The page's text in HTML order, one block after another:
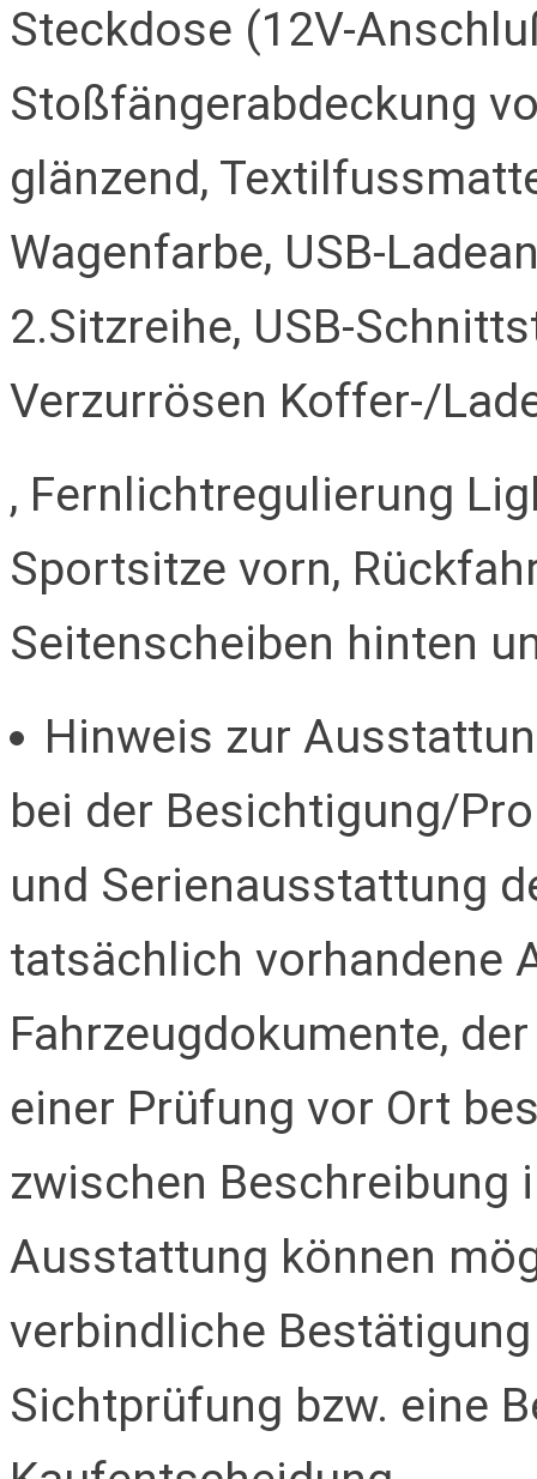
Steckdose (12V-
Stoßfängerabdeckung
glänzend,
Wagenfarbe, USB-
2.Sitzreihe, USB-
Verzurrösen Koffer-/
, Fernlichtregulierung
Sportsitze vorn,
Seitenscheiben hinten
Hinweis zur
bei der Besichtigung/
und Serienausstattung
tatsächlich vorhandene
Fahrzeugdokumente,
einer Prüfung vor Ort
zwischen Beschreibung
Ausstattung können
verbindliche
Sichtprüfung bzw. eine